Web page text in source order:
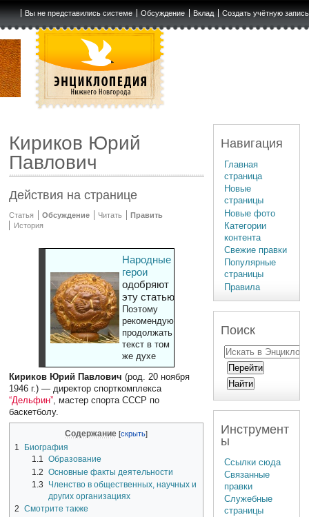
Вы не представились системе Обсуждение Вклад Создать учётную запись
Кириков Юрий
Павлович
Действия на странице
Статья Обсуждение Читать
Править
История
Народные
герои
одобряют
эту статью
Поэтому
рекомендуют
продолжать
текст в том
же духе
Кириков Юрий Павлович (род. 20 ноября
1946 г.) — директор спорткомплекса
“Дельфин”, мастер спорта СССР по
баскетболу.
Содержание
1
Биография
1.1 Образование
1.2 Основные факты деятельности
1.3
Членство в общественных, научных и
других организациях
2
Смотрите также
Навигация
Главная
страница
Новые
страницы
Новые фото
Категории
контента
Свежие правки
Популярные
страницы
Правила
Поиск
Инструмент
ы
Ссылки сюда
Связанные
правки
Служебные
страницы